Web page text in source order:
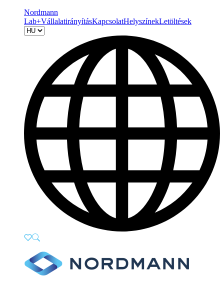
Nordmann
Lab+VállalatirányításKapcsolatHelyszínekLetöltések